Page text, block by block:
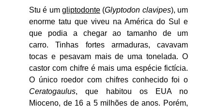
Stu é um gliptodonte (Glyptodon clavipes), um
enorme tatu que viveu na América do Sul e
que podia a chegar ao tamanho de um
carro. Tinhas fortes armaduras, cavavam
tocas e pesavam mais de uma tonelada. O
castor com chifre é mais uma espécie fictícia.
O único roedor com chifres conhecido foi o
Ceratogaulus, que habitou os EUA no
Mioceno, de 16 a 5 milhões de anos. Porém,